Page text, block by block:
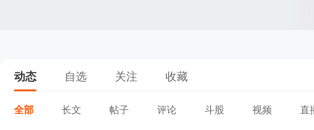
动态 自选 关注 收藏
全部 长文 帖子 评论 斗股 视频 直